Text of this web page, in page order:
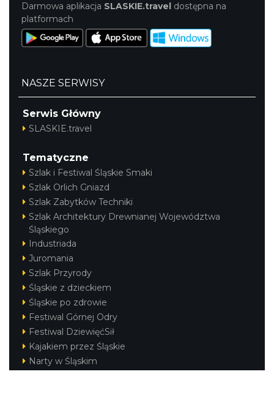
Darmowa aplikacja SLASKIE.travel dostępna na
platformach
NASZE SERWISY
Serwis Główny
SLASKIE.travel
Tematyczne
Szlak i Festiwal Śląskie Smaki
Szlak Orlich Gniazd
Szlak Zabytków Techniki
Szlak Architektury Drewnianej Województwa
Śląskiego
Industriada
Juromania
Szlak Przyrody
Śląskie z dzieckiem
Śląskie po zdrowie
Festiwal Górnej Odry
Festiwal DziewięćSił
Kajakiem przez Śląskie
Narty w Śląskim